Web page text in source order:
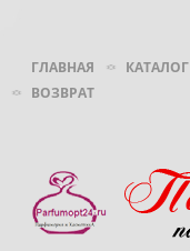
ГЛАВНАЯ КАТАЛОГ
ВОЗВРАТ